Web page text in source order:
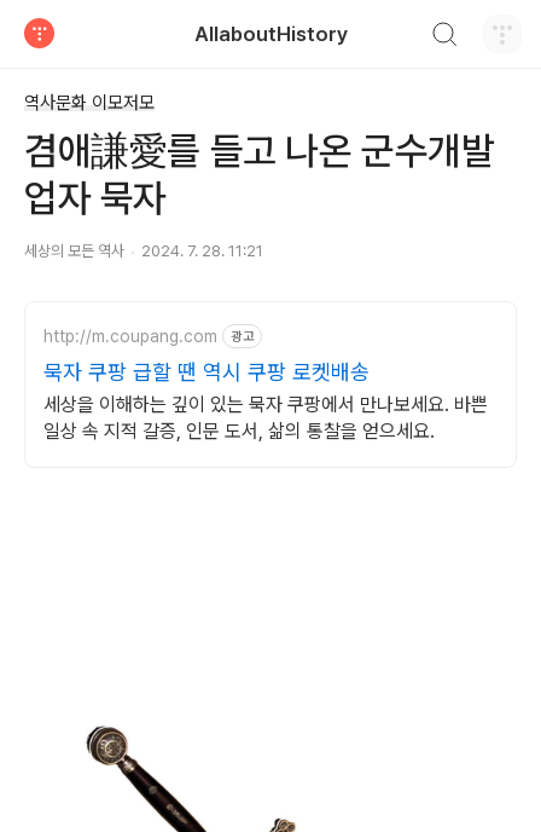
AllaboutHistory
역사문화 이모저모
겸애謙愛를 들고 나온 군수개발
업자 묵자
세상의 모든 역사 2024. 7. 28. 11:21
http://m.coupang.com 광고
묵자 쿠팡 급할 땐 역시 쿠팡 로켓배송
세상을 이해하는 깊이 있는 묵자 쿠팡에서 만나보세요. 바쁜
일상 속 지적 갈증, 인문 도서, 삶의 통찰을 얻으세요.